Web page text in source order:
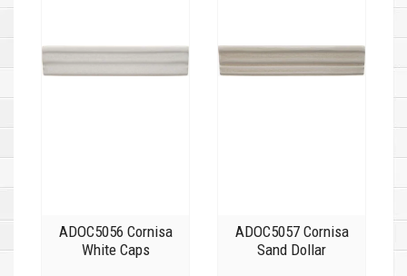
ADOC5056 Cornisa
White Caps
ADOC5057 Cornisa
Sand Dollar